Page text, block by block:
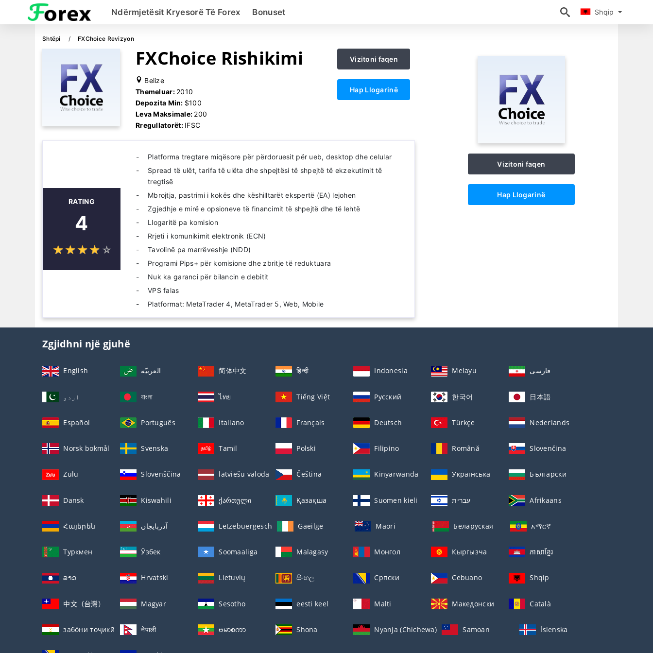
Shqip
Ndërmjetësit Kryesorë Të Forex Bonuset Shqip
Shtëpi FXChoice Revizyon
FXChoice Rishikimi
Belize
Themeluar: 2010
Depozita Min: $100
Leva Maksimale: 200
Rregullatorët: IFSC
Vizitoni faqen
Hap Llogarinë
RATING
4
☆☆☆☆ ☆
★★★★ ★
Platforma tregtare miqësore për përdoruesit për ueb, desktop dhe celular
Spread të ulët, tarifa të ulëta dhe shpejtësi të shpejtë të ekzekutimit të
tregtisë
Mbrojtja, pastrimi i kokës dhe këshilltarët ekspertë (EA) lejohen
Zgjedhje e mirë e opsioneve të financimit të shpejtë dhe të lehtë
Llogaritë pa komision
Rrjeti i komunikimit elektronik (ECN)
Tavolinë pa marrëveshje (NDD)
Programi Pips+ për komisione dhe zbritje të reduktuara
Nuk ka garanci për bilancin e debitit
VPS falas
Platformat: MetaTrader 4, MetaTrader 5, Web, Mobile
Vizitoni faqen
Hap Llogarinë
Zgjidhni një gjuhë
English العربيّة 简体中文 हिन्दी Indonesia Melayu فارسی
اردو বাংলা ไทย Tiếng Việt Русский 한국어 日本語
Español Português Italiano Français Deutsch Türkçe Nederlands
Norsk bokmål Svenska Tamil Polski Filipino Română Slovenčina
Zulu Slovenščina latviešu valoda Čeština Kinyarwanda Українська Български
Dansk Kiswahili ქართული Қазақша Suomen kieli עברית Afrikaans
Հայերեն آذربايجان Lëtzebuergesch Gaeilge Maori Беларуская አማርኛ
Туркмен Ўзбек Soomaaliga Malagasy Монгол Кыргызча ភាសាខ្មែរ
ລາວ Hrvatski Lietuvių සිංහල Српски Cebuano Shqip
中文（台灣） Magyar Sesotho eesti keel Malti Македонски Català
забо́ни тоҷикӣ́ नेपाली ဗမာစကာ Shona Nyanja (Chichewa) Samoan Íslenska